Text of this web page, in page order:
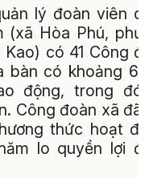
lý đoàn viên
(xã Hòa Phú,
có 41 Công
bàn có khoảng
động, trong
Công đoàn xã
thức hoạt
lo quyền lợi